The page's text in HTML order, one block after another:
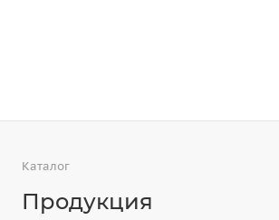
Каталог
Продукция